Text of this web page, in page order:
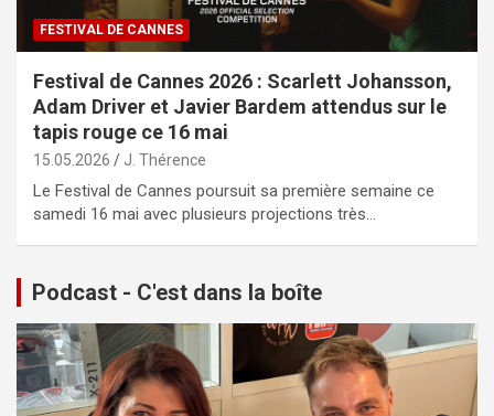
FESTIVAL DE CANNES
Festival de Cannes 2026 : Scarlett Johansson,
Adam Driver et Javier Bardem attendus sur le
tapis rouge ce 16 mai
15.05.2026 J. Thérence
Le Festival de Cannes poursuit sa première semaine ce
samedi 16 mai avec plusieurs projections très…
Podcast - C'est dans la boîte